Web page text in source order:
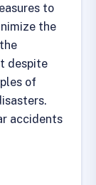
to
the
despite
of
accidents